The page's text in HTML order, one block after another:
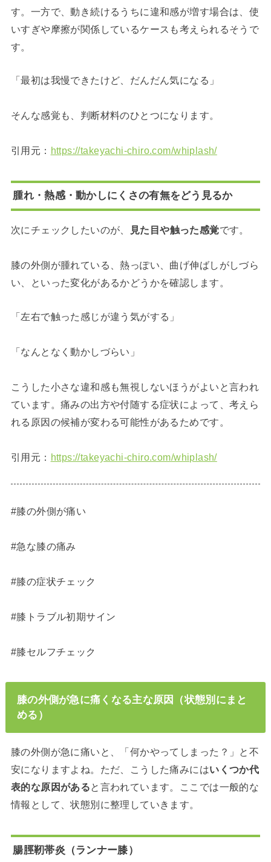
す。一方で、動き続けるうちに違和感が増す場合は、使
いすぎや摩擦が関係しているケースも考えられるそうで
す。
「最初は我慢できたけど、だんだん気になる」
そんな感覚も、判断材料のひとつになります。
引用元： https://takeyachi-chiro.com/whiplash/
腫れ・熱感・動かしにくさの有無をどう見るか
次にチェックしたいのが、 見た目や触った感覚です。
膝の外側が腫れている、熱っぽい、曲げ伸ばしがしづら
い、といった変化があるかどうかを確認します。
「左右で触った感じが違う気がする」
「なんとなく動かしづらい」
こうした小さな違和感も無視しないほうがよいと言われ
ています。痛みの出方や付随する症状によって、考えら
れる原因の候補が変わる可能性があるためです。
引用元： https://takeyachi-chiro.com/whiplash/
#膝の外側が痛い
#急な膝の痛み
#膝の症状チェック
#膝トラブル初期サイン
#膝セルフチェック
膝の外側が急に痛くなる主な原因（状態別にまと
める）
膝の外側が急に痛いと、「何かやってしまった？」と不
安になりますよね。ただ、こうした痛みにはいくつか代
表的な原因があると言われています。ここでは一般的な
情報として、状態別に整理していきます。
腸脛靭帯炎（ランナー膝）